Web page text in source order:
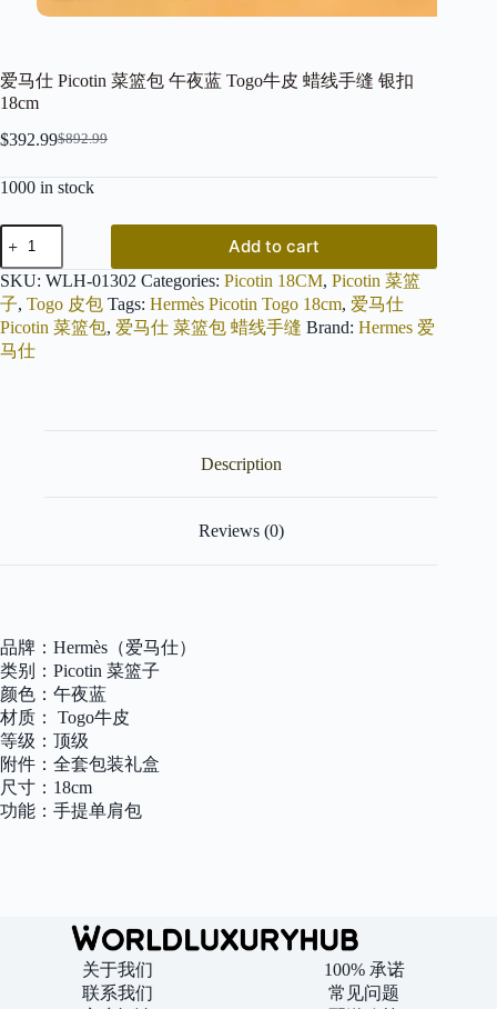
爱马仕 Picotin 菜篮包 午夜蓝 Togo牛皮 蜡线手缝 银扣
18cm
$892.99
Original
was:
$392.99Current
is:
1000 in stock
爱
马
仕
Picotin
菜
篮
包
缝
quantity
Add to cart
SKU: WLH-01302 Categories: Picotin 18CM, Picotin 菜篮
子, Togo 皮包 Tags: Hermès Picotin Togo 18cm, 爱马仕
Picotin 菜篮包, 爱马仕 菜篮包 蜡线手缝 Brand: Hermes 爱
马仕
Description
Reviews (0)
品牌：Hermès（爱马仕）
类别：Picotin 菜篮子
颜色：午夜蓝
材质： Togo牛皮
等级：顶级
附件：全套包装礼盒
尺寸：18cm
功能：手提单肩包
关于我们
联系我们
100% 承诺
常见问题